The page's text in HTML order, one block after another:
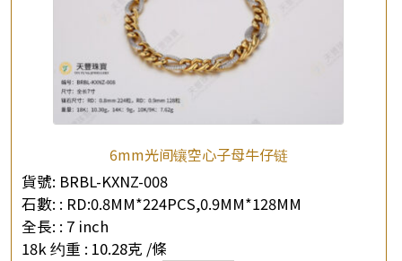
6mm光间镶空心子母牛仔链
貨號: BRBL-KXNZ-008
石數: : RD:0.8MM*224PCS,0.9MM*128MM
全長: : 7 inch
18k 约重 : 10.28克 /條